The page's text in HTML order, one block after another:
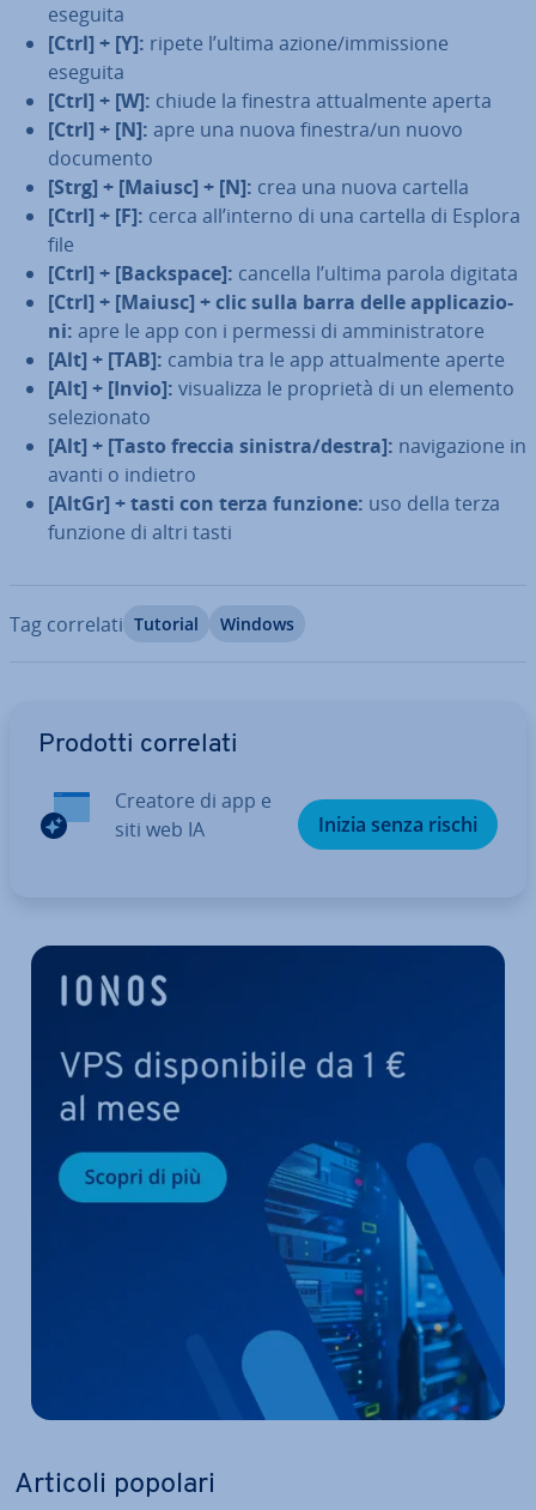
eseguita
[Ctrl] + [Y]: ripete l’ultima azione/im­mis­sio­ne
eseguita
[Ctrl] + [W]: chiude la finestra at­tual­men­te aperta
[Ctrl] + [N]: apre una nuova finestra/un nuovo
documento
[Strg] + [Maiusc] + [N]: crea una nuova cartella
[Ctrl] + [F]: cerca all’interno di una cartella di Esplora
file
[Ctrl] + [Backspace]: cancella l’ultima parola digitata
[Ctrl] + [Maiusc] + clic sulla barra delle ap­pli­ca­zio­
ni: apre le app con i permessi di am­mi­ni­stra­to­re
[Alt] + [TAB]: cambia tra le app at­tual­men­te aperte
[Alt] + [Invio]: vi­sua­liz­za le proprietà di un elemento
se­le­zio­na­to
[Alt] + [Tasto freccia sinistra/destra]: na­vi­ga­zio­ne in
avanti o indietro
[AltGr] + tasti con terza funzione: uso della terza
funzione di altri tasti
Tag correlati Tutorial Windows
Prodotti correlati
Creatore di app e
siti web IA
Inizia senza rischi
Articoli popolari